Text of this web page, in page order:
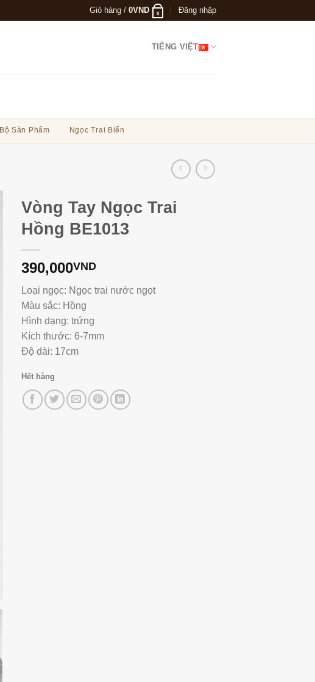
Giỏ hàng / 0VND 0 Đăng nhập
TIẾNG VIỆT
Bộ Sản Phẩm Ngọc Trai Biển
Vòng Tay Ngọc Trai
Hồng BE1013
390,000VND
Loại ngọc: Ngọc trai nước ngọt
Màu sắc: Hồng
Hình dạng: trứng
Kích thước: 6-7mm
Độ dài: 17cm
Hết hàng